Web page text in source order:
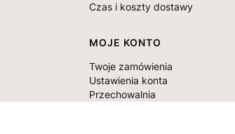
Czas i koszty dostawy
MOJE KONTO
Twoje zamówienia
Ustawienia konta
Przechowalnia